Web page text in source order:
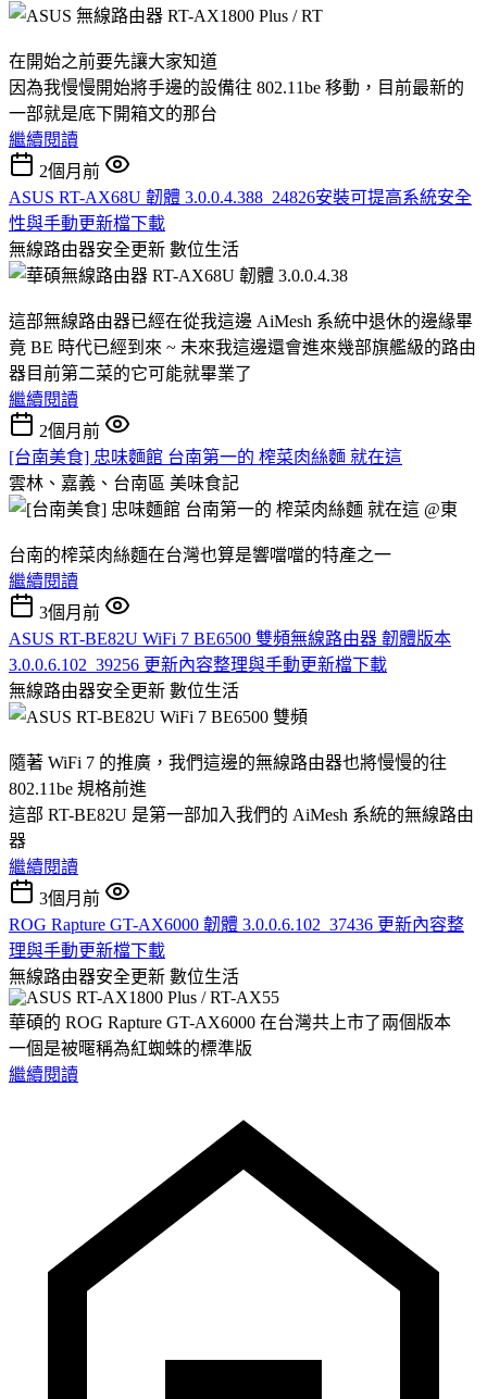
在開始之前要先讓大家知道
因為我慢慢開始將手邊的設備往 802.11be 移動，目前最新的
一部就是底下開箱文的那台
繼續閱讀
2個月前
ASUS RT-AX68U 韌體 3.0.0.4.388_24826安裝可提高系統安全
性與手動更新檔下載
無線路由器安全更新 數位生活
這部無線路由器已經在從我這邊 AiMesh 系統中退休的邊緣畢
竟 BE 時代已經到來 ~ 未來我這邊還會進來幾部旗艦級的路由
器目前第二菜的它可能就畢業了
繼續閱讀
2個月前
[台南美食] 忠味麵館 台南第一的 榨菜肉絲麵 就在這
雲林、嘉義、台南區 美味食記
台南的榨菜肉絲麵在台灣也算是響噹噹的特產之一
繼續閱讀
3個月前
ASUS RT-BE82U WiFi 7 BE6500 雙頻無線路由器 韌體版本
3.0.0.6.102_39256 更新內容整理與手動更新檔下載
無線路由器安全更新 數位生活
隨著 WiFi 7 的推廣，我們這邊的無線路由器也將慢慢的往
802.11be 規格前進
這部 RT-BE82U 是第一部加入我們的 AiMesh 系統的無線路由
器
繼續閱讀
3個月前
ROG Rapture GT-AX6000 韌體 3.0.0.6.102_37436 更新內容整
理與手動更新檔下載
無線路由器安全更新 數位生活
華碩的 ROG Rapture GT-AX6000 在台灣共上市了兩個版本
一個是被暱稱為紅蜘蛛的標準版
繼續閱讀